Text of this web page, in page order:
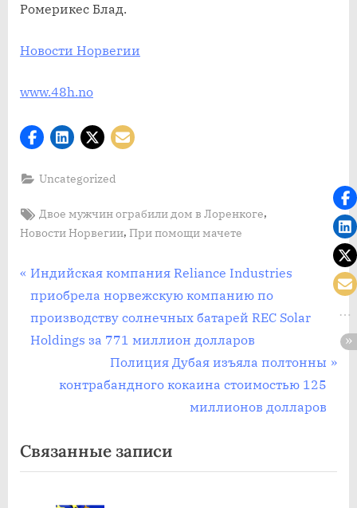
Ромерикес Блад.
Новости Норвегии
www.48h.no
Uncategorized
Tags:
Двое мужчин ограбили дом в Лоренкоге,
Новости Норвегии, При помощи мачете
Post
navigation
П
р
е
д
а
я
Индийская компания Reliance Industries
приобрела норвежскую компанию по
производству солнечных батарей REC Solar
Holdings за 771 миллион долларов
С
л
у
ю
Полиция Дубая изъяла полтонны
контрабандного кокаина стоимостью 125
миллионов долларов
Связанные записи